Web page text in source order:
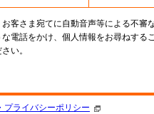
客さま宛てに自動音声等による不審
電話をかけ、個人情報をお尋ねする
い。
プライバシーポリシー